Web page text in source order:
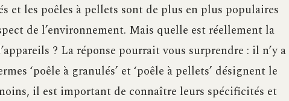
et les poêles à pellets sont de plus en plus populaires
de l’environnement. Mais quelle est réellement la
? La réponse pourrait vous surprendre : il n’y a
‘poêle à granulés’ et ‘poêle à pellets’ désignent le
il est important de connaître leurs spécificités et